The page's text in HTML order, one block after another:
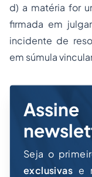
d) a matéria for
firmada em
incidente de
em súmula
Seja o
exclusivas e